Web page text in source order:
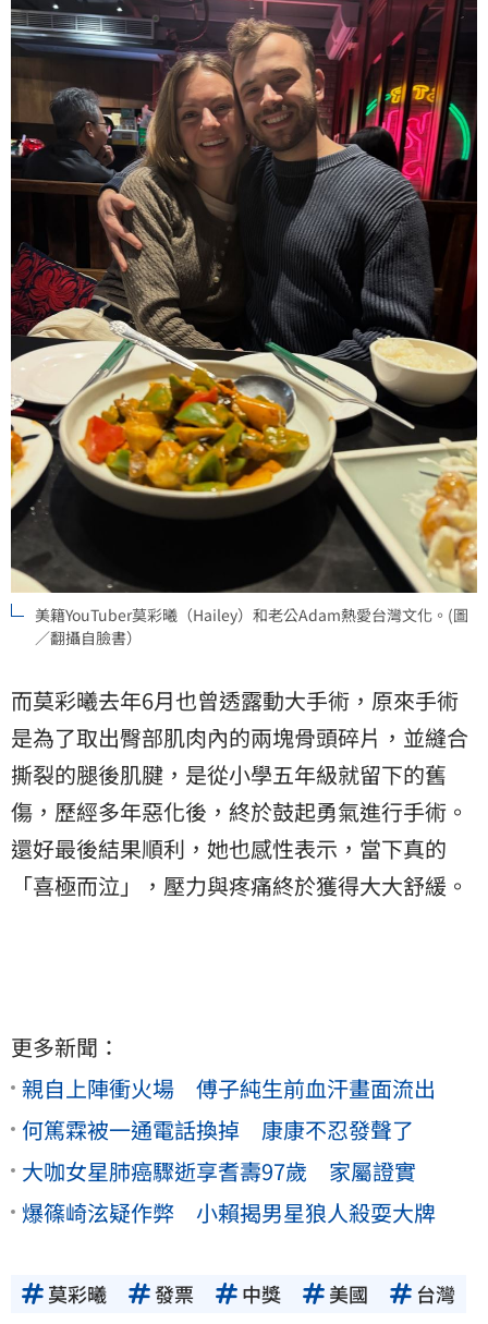
美籍YouTuber莫彩曦（Hailey）和老公Adam熱愛台灣文化。(圖
／翻攝自臉書）
而莫彩曦去年6月也曾透露動大手術，原來手術
是為了取出臀部肌肉內的兩塊骨頭碎片，並縫合
撕裂的腿後肌腱，是從小學五年級就留下的舊
傷，歷經多年惡化後，終於鼓起勇氣進行手術。
還好最後結果順利，她也感性表示，當下真的
「喜極而泣」，壓力與疼痛終於獲得大大舒緩。
更多新聞：
親自上陣衝火場 傅子純生前血汗畫面流出
何篤霖被一通電話換掉 康康不忍發聲了
大咖女星肺癌驟逝享耆壽97歲 家屬證實
爆篠崎泫疑作弊 小賴揭男星狼人殺耍大牌
莫彩曦 發票 中獎 美國 台灣